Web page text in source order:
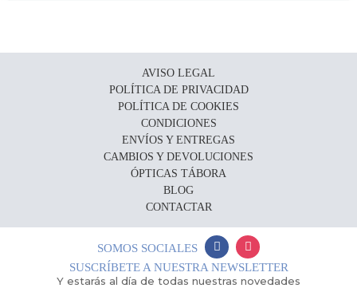
AVISO LEGAL
POLÍTICA DE PRIVACIDAD
POLÍTICA DE COOKIES
CONDICIONES
ENVÍOS Y ENTREGAS
CAMBIOS Y DEVOLUCIONES
ÓPTICAS TÁBORA
BLOG
CONTACTAR
SOMOS SOCIALES
SUSCRÍBETE A NUESTRA NEWSLETTER
Y estarás al día de todas nuestras novedades